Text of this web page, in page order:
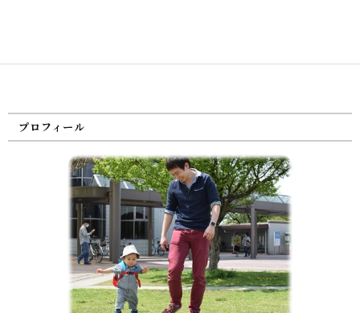
プロフィール